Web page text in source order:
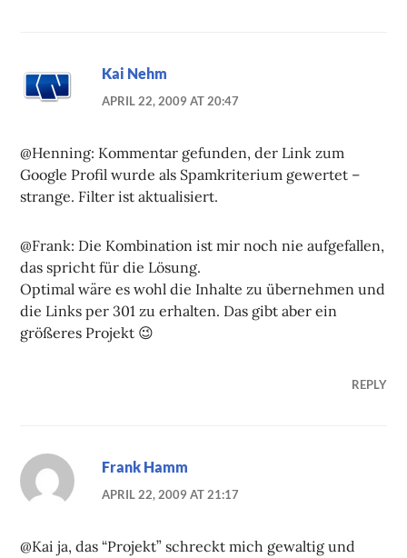
Kai Nehm
APRIL 22, 2009 AT 20:47
@Henning: Kommentar gefunden, der Link zum
Google Profil wurde als Spamkriterium gewertet –
strange. Filter ist aktualisiert.
@Frank: Die Kombination ist mir noch nie aufgefallen,
das spricht für die Lösung.
Optimal wäre es wohl die Inhalte zu übernehmen und
die Links per 301 zu erhalten. Das gibt aber ein
größeres Projekt 😉
REPLY
Frank Hamm
APRIL 22, 2009 AT 21:17
@Kai ja, das “Projekt” schreckt mich gewaltig und